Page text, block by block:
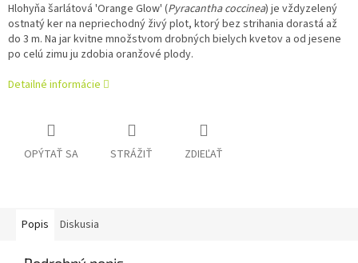
Hlohyňa šarlátová 'Orange Glow' (Pyracantha coccinea) je vždyzelený
ostnatý ker na nepriechodný živý plot, ktorý bez strihania dorastá až
do 3 m. Na jar kvitne množstvom drobných bielych kvetov a od jesene
po celú zimu ju zdobia oranžové plody.
Detailné informácie
OPÝTAŤ SA STRÁŽIŤ ZDIEĽAŤ
Popis Diskusia